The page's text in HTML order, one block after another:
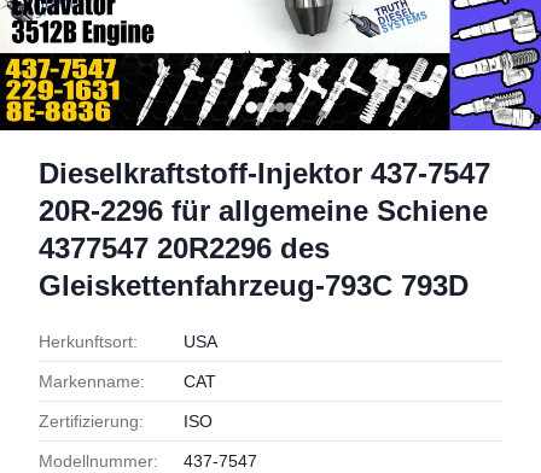
Dieselkraftstoff-Injektor 437-7547
20R-2296 für allgemeine Schiene
4377547 20R2296 des
Gleiskettenfahrzeug-793C 793D
Herkunftsort: USA
Markenname: CAT
Zertifizierung: ISO
Modellnummer: 437-7547